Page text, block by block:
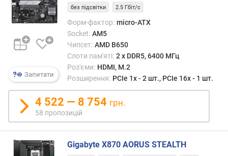
а
л
н
и
о
б
є
м
Запитати
без підсвітки 2.5 Гбіт/с
Форм-фактор: micro-ATX
Socket: AM5
Чипсет: AMD B650
Слоти пам'яті: 2 х DDR5, 6400 МГц
Роз'єми: HDMI, M.2
Розширення: PCIe 1x - 2 шт., PCIe 16x - 1 шт.
4 522 — 8 754 грн.
58 пропозицій
Gigabyte X870 AORUS STEALTH